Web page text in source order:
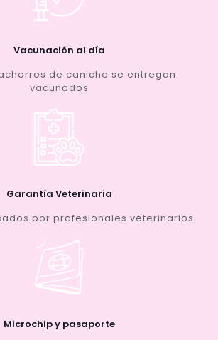
Vacunación al día
de caniche se entregan
vacunados
Garantía Veterinaria
por profesionales veterinarios
Microchip y pasaporte